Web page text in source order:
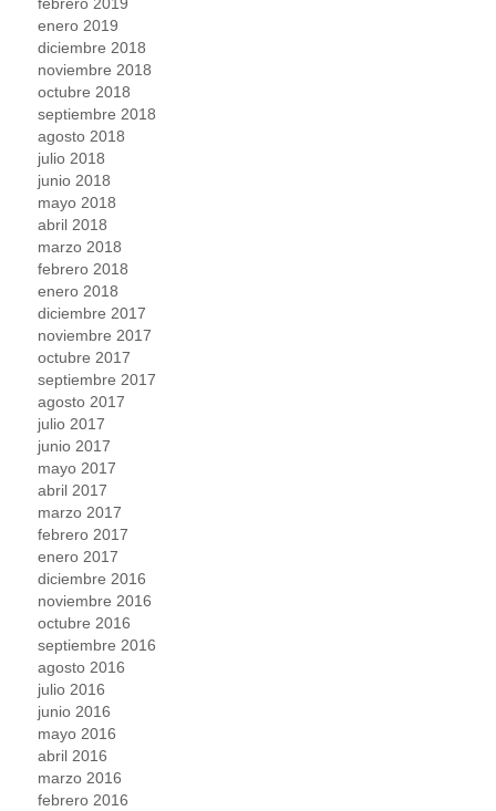
enero 2019
diciembre 2018
noviembre 2018
octubre 2018
septiembre 2018
agosto 2018
julio 2018
junio 2018
mayo 2018
abril 2018
marzo 2018
febrero 2018
enero 2018
diciembre 2017
noviembre 2017
octubre 2017
septiembre 2017
agosto 2017
julio 2017
junio 2017
mayo 2017
abril 2017
marzo 2017
febrero 2017
enero 2017
diciembre 2016
noviembre 2016
octubre 2016
septiembre 2016
agosto 2016
julio 2016
junio 2016
mayo 2016
abril 2016
marzo 2016
febrero 2016